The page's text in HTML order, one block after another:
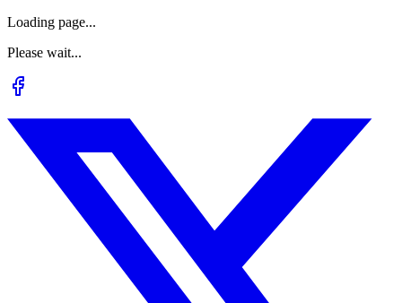
Loading page...
Please wait...